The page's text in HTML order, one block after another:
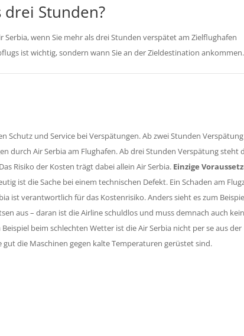
Stunden?
wenn Sie mehr als drei Stunden verspätet am Zielflughafen
ist wichtig, sondern wann Sie an der Zieldestination ankommen.
Schutz und Service bei Verspätungen. Ab zwei Stunden Verspätung
durch Air Serbia am Flughafen. Ab drei Stunden Verspätung steht
Risiko der Kosten trägt dabei allein Air Serbia. Einzige
ist die Sache bei einem technischen Defekt. Ein Schaden am
ist verantwortlich für das Kostenrisiko. Anders sieht es zum
aus – daran ist die Airline schuldlos und muss demnach auch
Beispiel beim schlechten Wetter ist die Air Serbia nicht per se aus der
die Maschinen gegen kalte Temperaturen gerüstet sind.